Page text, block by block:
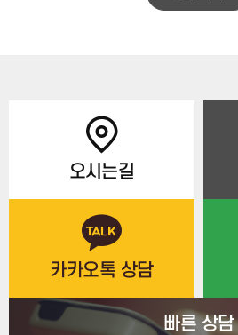
오시는길
카카오톡 상담
빠른 상담